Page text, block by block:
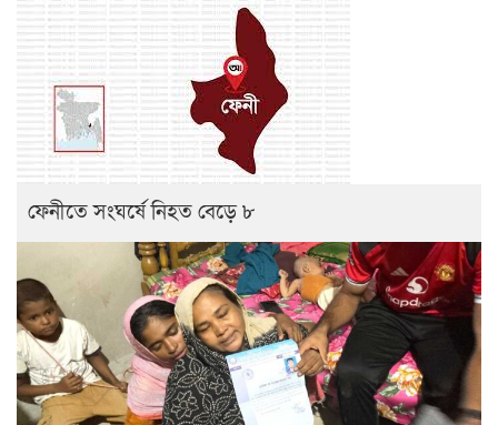
ফেনীতে সংঘর্ষে নিহত বেড়ে ৮